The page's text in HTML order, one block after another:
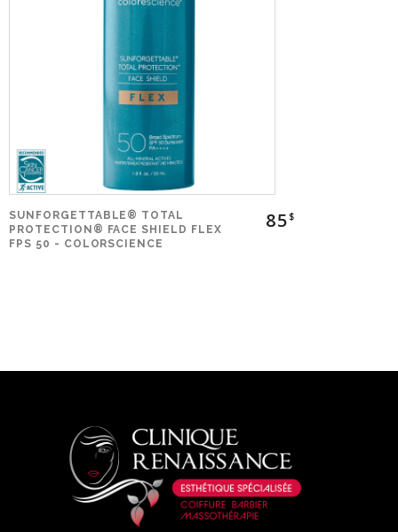
SUNFORGETTABLE® TOTAL
PROTECTION® FACE SHIELD FLEX
FPS 50 - COLORSCIENCE
85$